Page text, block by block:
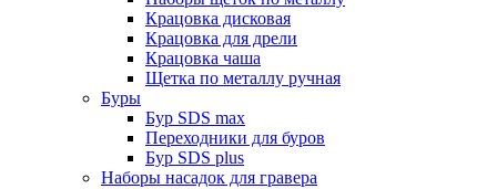
Крацовка дисковая
Крацовка для дрели
Крацовка чаша
Щетка по металлу ручная
Буры
Бур SDS max
Переходники для буров
Бур SDS plus
Наборы насадок для гравера